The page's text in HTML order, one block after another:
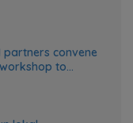
partners convene
to